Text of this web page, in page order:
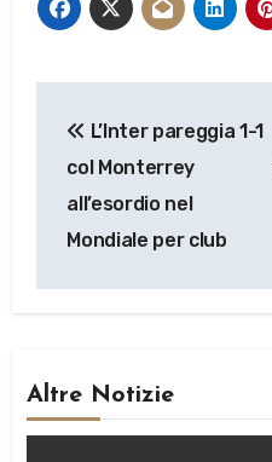
articoli
L’Inter pareggia 1-1
col Monterrey
all’esordio nel
Mondiale per club
Altre Notizie